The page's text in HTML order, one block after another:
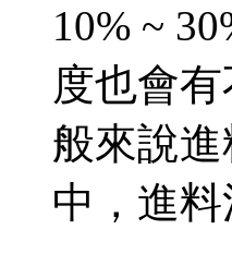
10% ~
度也會
般來說
中，進